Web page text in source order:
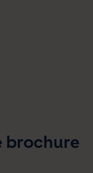
brochure